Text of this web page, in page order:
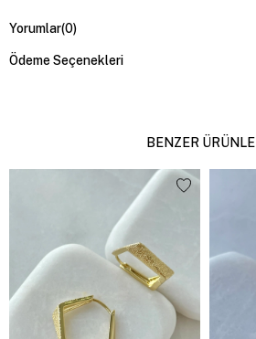
Yorumlar(0)
Ödeme Seçenekleri
BENZER